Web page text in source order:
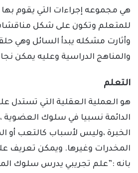
هي مجموعه إجراءات التي يقوم
للمتعلم وتكون على شكل
وأثارت مشكله يبدأ السائل وهي
والمناهج الدراسية وعليه يمكن
التعلم
هو العملية العقلية التي تستدل
الدائمة نسبيا في سلوك العضوية
الخبرة ،وليس لأسباب كالتعب أو
المخدرات وغيرها. ويمكن تعريف
بانه :”علم تجريبي يدرس سلوك